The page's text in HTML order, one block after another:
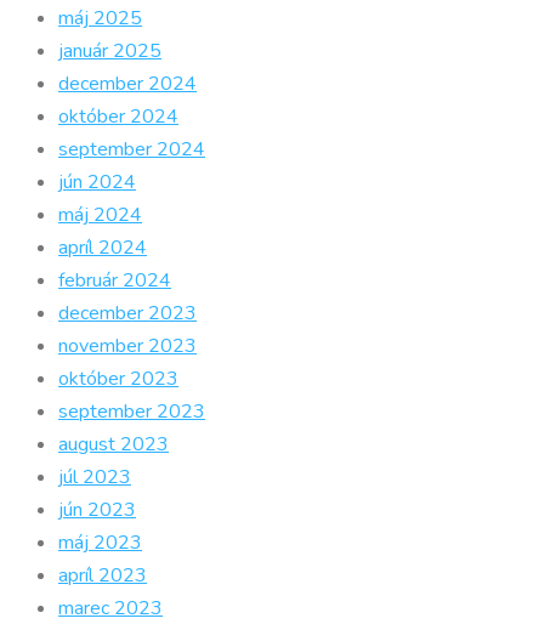
máj 2025
január 2025
december 2024
október 2024
september 2024
jún 2024
máj 2024
apríl 2024
február 2024
december 2023
november 2023
október 2023
september 2023
august 2023
júl 2023
jún 2023
máj 2023
apríl 2023
marec 2023